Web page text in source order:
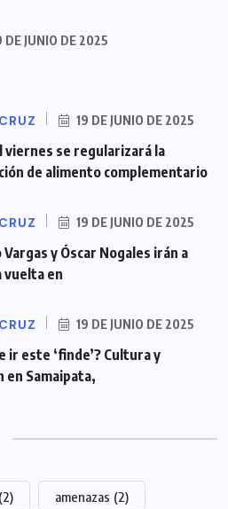
DE JUNIO DE 2025
19 DE JUNIO DE 2025
viernes se regularizará la
de alimento complementario
19 DE JUNIO DE 2025
y Óscar Nogales irán a
vuelta en
19 DE JUNIO DE 2025
ir este ‘finde’? Cultura y
en Samaipata,
(2) amenazas (2)